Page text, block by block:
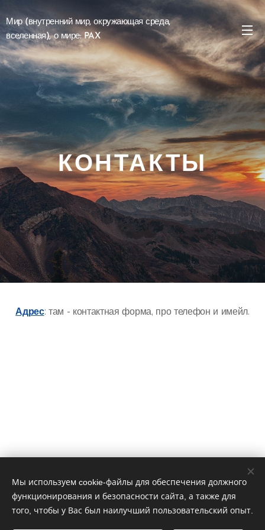
Мир (внутренний мир, окружающая среда,
вселенная), о мире: PAX
КОНТАКТЫ
Адрес: там - контактная форма, про телефон и имейл.
Мы используем cookie-файлы для обеспечения должного
функционирования и безопасности сайта, а также для
того, чтобы у Вас был наилучший пользовательский опыт.